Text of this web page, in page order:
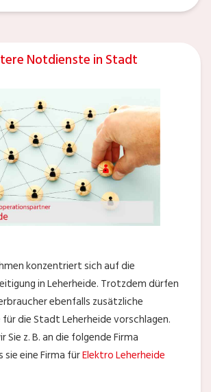
Notdienste in Stadt
konzentriert sich auf die
in Leherheide. Trotzdem dürfen
ebenfalls zusätzliche
die Stadt Leherheide vorschlagen.
Sie z. B. an die folgende Firma
sie eine Firma fürElektro Leherheide